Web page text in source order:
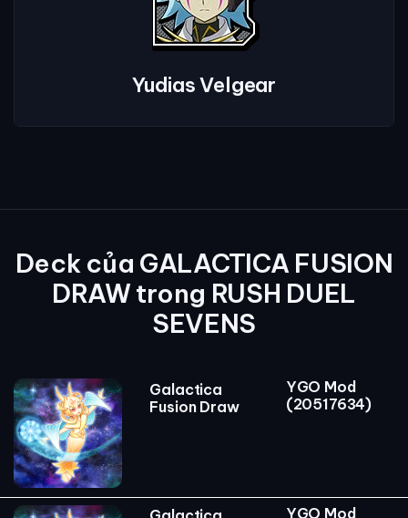
Yudias Velgear
Deck của GALACTICA FUSION
DRAW trong RUSH DUEL
SEVENS
Galactica
Fusion Draw
YGO Mod
(20517634)
YGO Mod